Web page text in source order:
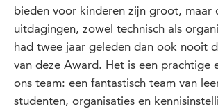
bieden voor kinderen zijn groot, maar
uitdagingen, zowel technisch als
had twee jaar geleden dan ook nooit
van deze Award. Het is een prachtige
ons team: een fantastisch team van
studenten, organisaties en